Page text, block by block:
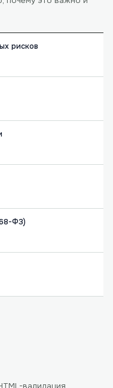
рисков
ФЗ)
валидация.